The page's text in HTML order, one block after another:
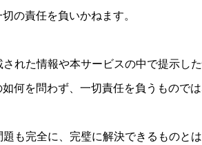
の責任を負いかねます。
れた情報や本サービスの中で提示
何を問わず、一切責任を負うもので
も完全に、完璧に解決できるものと